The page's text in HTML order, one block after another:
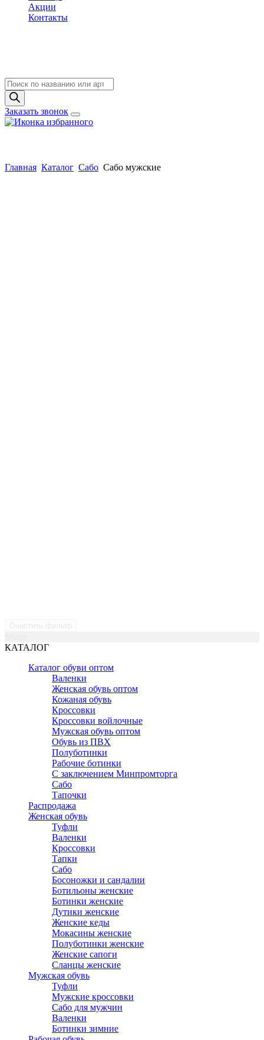
Акции
Контакты
Поиск
товаров
Заказать звонок
Главная Каталог Сабо Сабо мужские
КАТАЛОГ
Каталог обуви оптом
Валенки
Женская обувь оптом
Кожаная обувь
Кроссовки
Кроссовки войлочные
Мужская обувь оптом
Обувь из ПВХ
Полуботинки
Рабочие ботинки
С заключением Минпромторга
Сабо
Тапочки
Распродажа
Женская обувь
Туфли
Валенки
Кроссовки
Тапки
Сабо
Босоножки и сандалии
Ботильоны женские
Ботинки женские
Дутики женские
Женские кеды
Мокасины женские
Полуботинки женские
Женские сапоги
Сланцы женские
Мужская обувь
Туфли
Мужские кроссовки
Сабо для мужчин
Валенки
Ботинки зимние